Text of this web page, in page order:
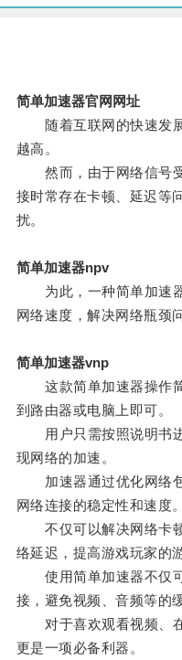
简单加速器官网网址
随着互联网的快速发展
越高。
然而，由于网络信号受
接时常存在卡顿、延迟等
扰。
简单加速器npv
为此，一种简单加速器
网络速度，解决网络瓶颈
简单加速器vnp
这款简单加速器操作简
到路由器或电脑上即可。
用户只需按照说明书进
现网络的加速。
加速器通过优化网络包
网络连接的稳定性和速度。
不仅可以解决网络卡顿
络延迟，提高游戏玩家的
使用简单加速器不仅可
接，避免视频、音频等的
对于喜欢观看视频、在
更是一项必备利器。